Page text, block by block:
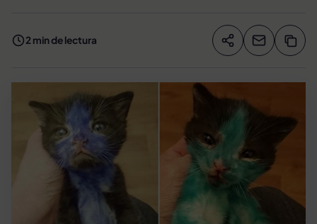
2 min de lectura Compartir